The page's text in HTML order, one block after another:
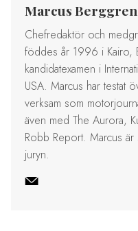
Marcus Berggren
Chefredaktör och
föddes år 1996 i Kairo,
kandidatexamen i
USA. Marcus har testat
verksam som
även med The Aurora,
Robb Report. Marcus
juryn.